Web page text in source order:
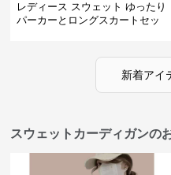
レディース スウェット ゆったり
パーカーとロングスカートセッ
新着アイ
スウェットカーディガンの